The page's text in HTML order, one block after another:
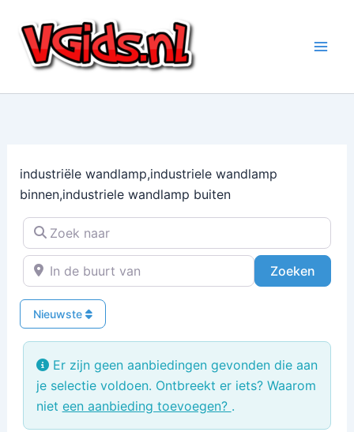
naar
inhoud
industriële wandlamp,industriele wandlamp
binnen,industriele wandlamp buiten
Zoek naar
In de buurt van
Zoeken
Nieuwste
Er zijn geen aanbiedingen gevonden die aan
je selectie voldoen. Ontbreekt er iets? Waarom
niet een aanbieding toevoegen? .